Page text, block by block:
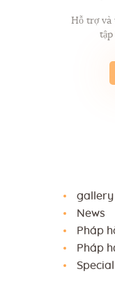
Hỗ trợ và
tập
gallery
News
Pháp
Pháp